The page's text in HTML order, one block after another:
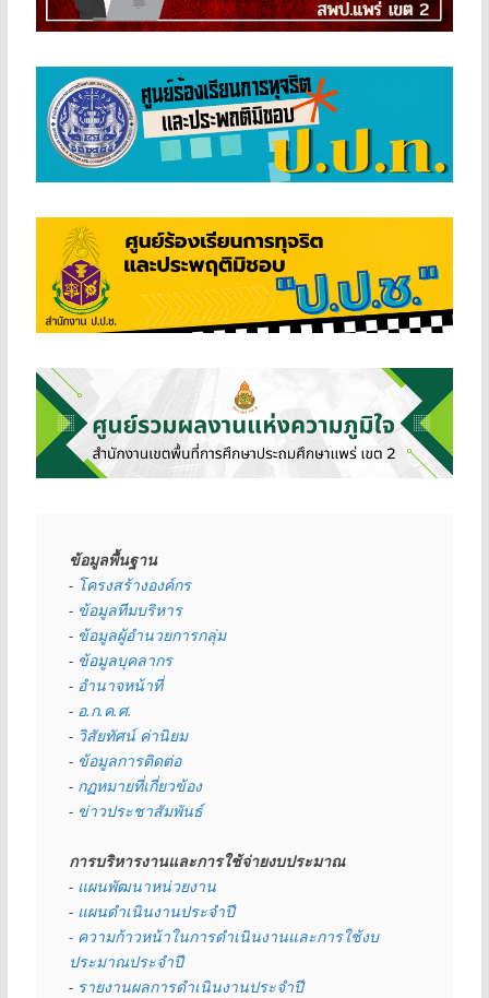
ข้อมูลพื้นฐาน
- โครงสร้างองค์กร
- ข้อมูลทีมบริหาร
- ข้อมูลผู้อำนวยการกลุ่ม
- ข้อมูลบุคลากร
- อำนาจหน้าที่
- อ.ก.ค.ศ.
- วิสัยทัศน์ ค่านิยม
- ข้อมูลการติดต่อ
- กฏหมายที่เกี่ยวข้อง
- ข่าวประชาสัมพันธ์
การบริหารงานและการใช้จ่ายงบประมาณ
- แผนพัฒนาหน่วยงาน
- แผนดำเนินงานประจำปี
- ความก้าวหน้าในการดำเนินงานและการใช้งบ
ประมาณประจำปี
- รายงานผลการดำเนินงานประจำปี